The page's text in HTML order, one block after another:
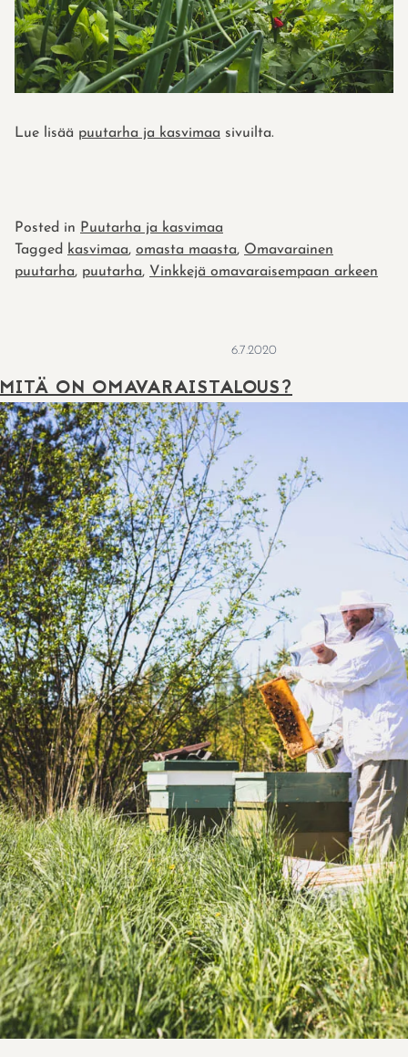
Lue lisää puutarha ja kasvimaa sivuilta.
Posted in Puutarha ja kasvimaa
Tagged kasvimaa, omasta maasta, Omavarainen
puutarha, puutarha, Vinkkejä omavaraisempaan arkeen
6.7.2020
MITÄ ON OMAVARAISTALOUS?